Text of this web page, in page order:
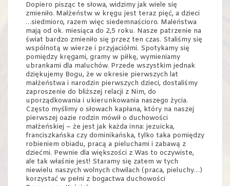
Dopiero pisząc te słowa, widzimy jak wiele się
zmieniło. Małżeństw w kręgu jest teraz pięć, a dzieci
…siedmioro, razem więc siedemnaścioro. Maleństwa
mają od ok. miesiąca do 2,5 roku. Nasze patrzenie na
świat bardzo zmieniło się przez ten czas. Staliśmy się
wspólnotą w wierze i przyjaciółmi. Spotykamy się
pomiędzy kręgami, gramy w piłkę, wymieniamy
ubrankami dla maluchów. Przede wszystkim jednak
dziękujemy Bogu, że w okresie pierwszych lat
małżeństwa i narodzin pierwszych dzieci, dostaliśmy
zaproszenie do bliższej relacji z Nim, do
uporządkowania i ukierunkowania naszego życia.
Często myślimy o słowach kapłana, który na naszej
pierwszej oazie rodzin mówił o duchowości
małżeńskiej – że jest jak każda inna: jezuicka,
franciszkańska czy dominikańska, tylko taka pomiędzy
robieniem obiadu, pracą a pieluchami i zabawą z
dziećmi. Pewnie dla większości z Was to oczywiste,
ale tak właśnie jest! Staramy się zatem w tych
niewielu naszych wolnych chwilach (praca, pieluchy…)
korzystać w pełni z bogactwa duchowości